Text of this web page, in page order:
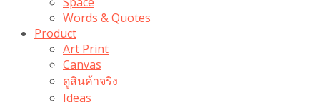
Words & Quotes
Product
Art Print
Canvas
ดูสินค้าจริง
Ideas